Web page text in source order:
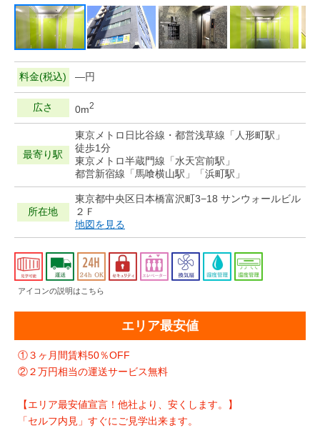
料金(税込) —円
広さ 0m2
最寄り駅
東京メトロ日比谷線・都営浅草線「人形町駅」
徒歩1分
東京メトロ半蔵門線「水天宮前駅」
都営新宿線「馬喰横山駅」「浜町駅」
所在地
東京都中央区日本橋富沢町3−18 サンウォールビル
２Ｆ
地図を見る
アイコンの説明はこちら
エリア最安値
①３ヶ月間賃料50％OFF
②２万円相当の運送サービス無料
【エリア最安値宣言！他社より、安くします。】
「セルフ内見」すぐにご見学出来ます。